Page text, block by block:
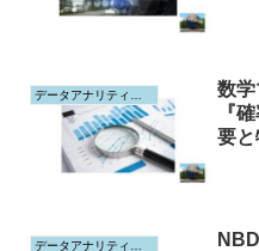
データアナリティクス
数
『
要